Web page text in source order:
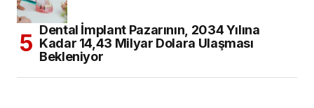
Dental İmplant Pazarının, 2034 Yılına
Kadar 14,43 Milyar Dolara Ulaşması
Bekleniyor